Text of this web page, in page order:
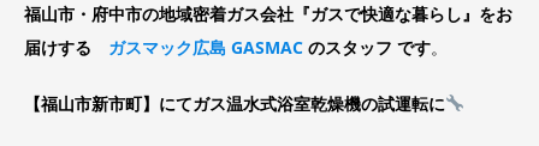
福山市・府中市の地域密着ガス会社『ガスで快適な暮らし』をお
届けする ガスマック広島 GASMAC のスタッフ です。
【福山市新市町】にてガス温水式浴室乾燥機の試運転に